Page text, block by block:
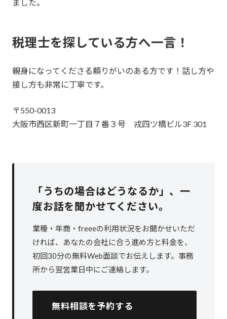
ました。
税理士を探している方へ一言！
親身になってくださる頼りがいのある方です！話し方や
接し方も非常に丁寧です。
〒550-0013
大阪市西区新町一丁目７番３号 戎四ツ橋ビル3F 301
「うちの場合はどうなるか」、 一
度お話を聞かせてください。
業種・年商・freeeの利用状況をお聞かせいただ
ければ、あなたの会社に合う進め方と料金を、
初回30分の無料Web面談でお伝えします。事務
所から翌営業日中にご連絡します。
無料相談を予約する